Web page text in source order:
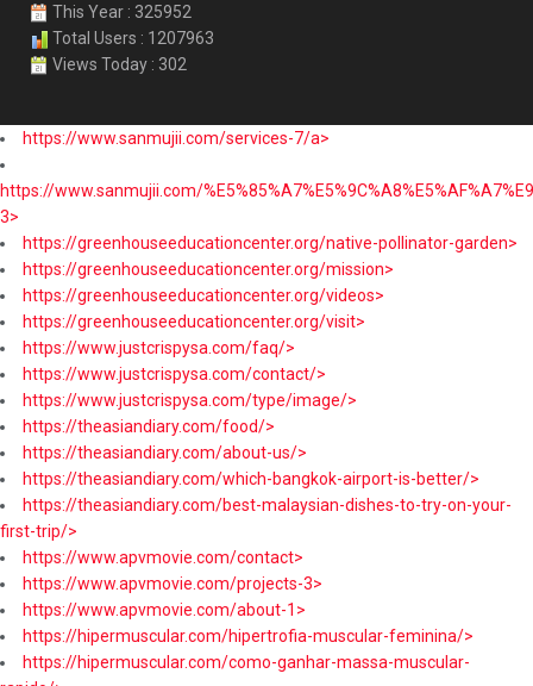
This Year : 325952
Total Users : 1207963
Views Today : 302
https://www.sanmujii.com/services-7/a>
https://www.sanmujii.com/
3>
https://greenhouseeducationcenter.org/native-pollinator-garden>
https://greenhouseeducationcenter.org/mission>
https://greenhouseeducationcenter.org/videos>
https://greenhouseeducationcenter.org/visit>
https://www.justcrispysa.com/faq/>
https://www.justcrispysa.com/contact/>
https://www.justcrispysa.com/type/image/>
https://theasiandiary.com/food/>
https://theasiandiary.com/about-us/>
https://theasiandiary.com/which-bangkok-airport-is-better/>
https://theasiandiary.com/best-malaysian-dishes-to-try-on-your-
first-trip/>
https://www.apvmovie.com/contact>
https://www.apvmovie.com/projects-3>
https://www.apvmovie.com/about-1>
https://hipermuscular.com/hipertrofia-muscular-feminina/>
https://hipermuscular.com/como-ganhar-massa-muscular-